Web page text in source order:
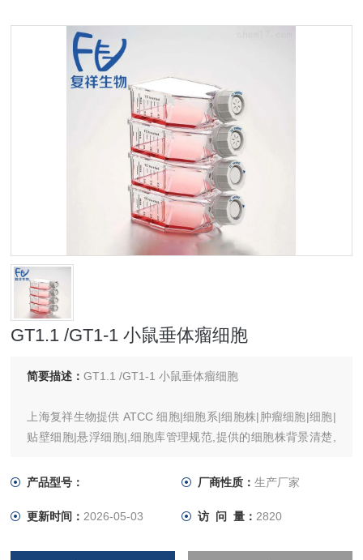
GT1.1 /GT1-1 小鼠垂体瘤细胞
简要描述：GT1.1 /GT1-1 小鼠垂体瘤细胞
上海复祥生物提供 ATCC 细胞|细胞系|细胞株|肿瘤细胞|细胞|
贴壁细胞|悬浮细胞|,细胞库管理规范,提供的细胞株背景清楚,
产品型号：
厂商性质： 生产厂家
更新时间： 2026-05-03 访 问 量： 2820